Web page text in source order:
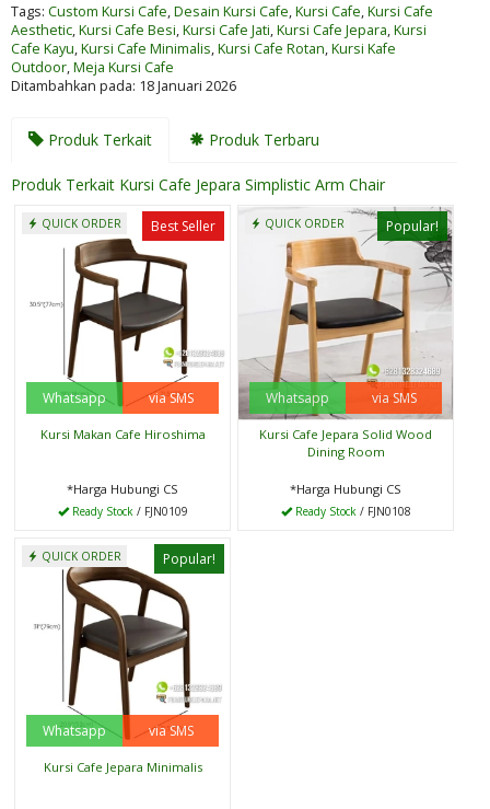
Tags: Custom Kursi Cafe,Desain Kursi Cafe,Kursi Cafe,Kursi Cafe
Aesthetic,Kursi Cafe Besi,Kursi Cafe Jati,Kursi Cafe Jepara,Kursi
Cafe Kayu,Kursi Cafe Minimalis,Kursi Cafe Rotan,Kursi Kafe
Outdoor,Meja Kursi Cafe
Ditambahkan pada: 18 Januari 2026
Produk Terkait Produk Terbaru
Produk Terkait Kursi Cafe Jepara Simplistic Arm Chair
Best Seller
QUICK ORDER
Whatsapp via SMS
Kursi Makan Cafe Hiroshima
*Harga Hubungi CS
Ready Stock / FJN0109
Popular!
QUICK ORDER
Whatsapp via SMS
Kursi Cafe Jepara Solid Wood
Dining Room
*Harga Hubungi CS
Ready Stock / FJN0108
Popular!
QUICK ORDER
Whatsapp via SMS
Kursi Cafe Jepara Minimalis